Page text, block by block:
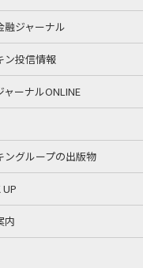
融ジャーナル
ン投信情報
ャーナルONLINE
ングループの出版物
UP
内